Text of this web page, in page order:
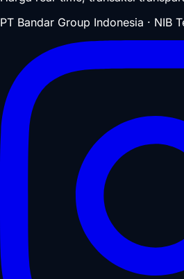
PT Bandar Group Indonesia · NIB